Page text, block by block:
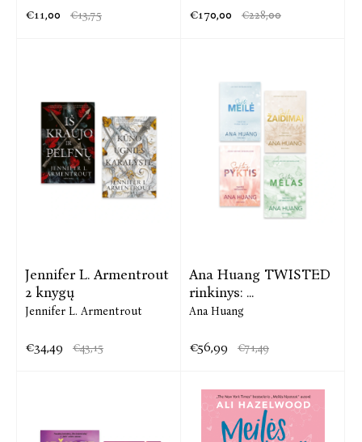
€11,00 €13,75 €170,00 €228,00
Jennifer L. Armentrout
2 knygų
Jennifer L. Armentrout
€34,49 €43,15
Ana Huang TWISTED
rinkinys: ...
Ana Huang
€56,99 €71,49